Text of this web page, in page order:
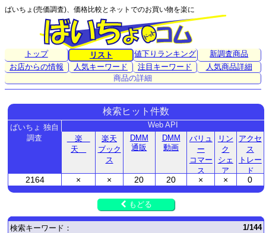
ばいちょ(売価調査)、価格比較とネットでのお買い物を楽に
トップ リスト 値下りランキング
新調査商品
お店からの情報
人気キーワード 注目キーワード
人気商品詳細
商品の詳細
検索ヒット件数
ばいちょ 独自
調査
2164
Web API
楽
天
×
楽天
ブック
ス
×
DMM
通販
20
DMM
動画
20
バリュ
ー
コマー
ス
×
リン
ク
シェ
ア
×
アクセ
ス
トレー
ド
0
もどる
検索キーワード：
1/144